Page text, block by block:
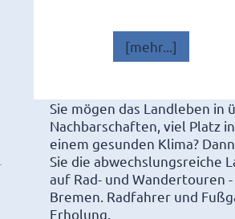
[mehr...]
Sie mögen das Landleben
Nachbarschaften, viel Platz
einem gesunden Klima?
Sie die abwechslungsreiche
auf Rad- und Wandertouren
Bremen. Radfahrer und
Erholung.